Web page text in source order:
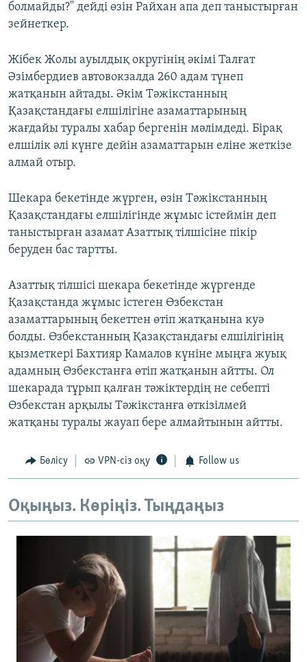
болмайды?" дейді өзін Райхан апа деп таныстырған
зейнеткер.
Жібек Жолы ауылдық округінің әкімі Талғат
Әзімбердиев автовокзалда 260 адам түнеп
жатқанын айтады. Әкім Тәжікстанның
Қазақстандағы елшілігіне азаматтарының
жағдайы туралы хабар бергенін мәлімдеді. Бірақ
елшілік әлі күнге дейін азаматтарын еліне жеткізе
алмай отыр.
Шекара бекетінде жүрген, өзін Тәжікстанның
Қазақстандағы елшілігінде жұмыс істеймін деп
таныстырған азамат Азаттық тілшісіне пікір
беруден бас тартты.
Азаттық тілшісі шекара бекетінде жүргенде
Қазақстанда жұмыс істеген Өзбекстан
азаматтарының бекеттен өтіп жатқанына куә
болды. Өзбекстанның Қазақстандағы елшілігінің
қызметкері Бахтияр Камалов күніне мыңға жуық
адамның Өзбекстанға өтіп жатқанын айтты. Ол
шекарада тұрып қалған тәжіктердің не себепті
Өзбекстан арқылы Тәжікстанға өткізілмей
жатқаны туралы жауап бере алмайтынын айтты.
Бөлісу VPN-сіз оқу Follow us
Оқыңыз. Көріңіз. Тыңдаңыз